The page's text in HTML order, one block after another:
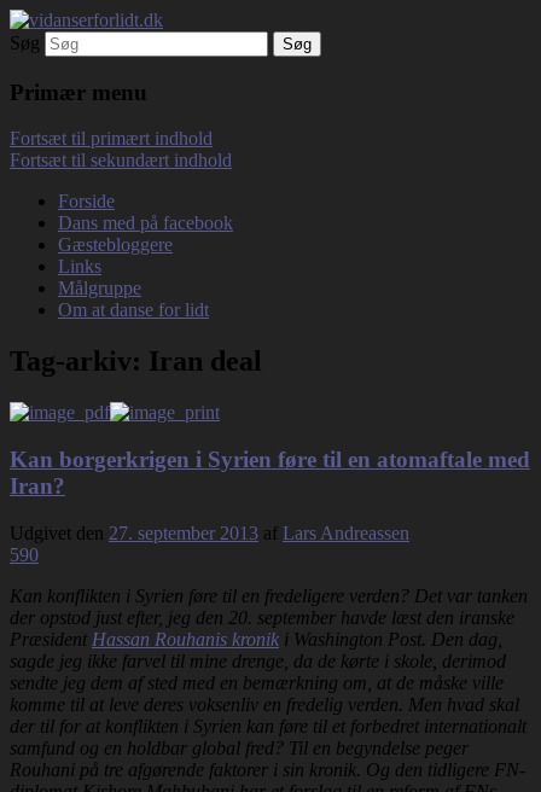
vidanserforlidt.dk
Debatterende tekster med filosofisk tilsnit
om hverdagens glæder og genvordigheder
Søg
Primær menu
Fortsæt til primært indhold
Fortsæt til sekundært indhold
Forside
Dans med på facebook
Gæstebloggere
Links
Målgruppe
Om at danse for lidt
Tag-arkiv: Iran deal
Kan borgerkrigen i Syrien føre til en atomaftale med
Iran?
Udgivet den 27. september 2013 af Lars Andreassen
590
Kan konflikten i Syrien føre til en fredeligere verden? Det var tanken
der opstod just efter, jeg den 20. september havde læst den iranske
Præsident Hassan Rouhanis kronik i Washington Post. Den dag,
sagde jeg ikke farvel til mine drenge, da de kørte i skole, derimod
sendte jeg dem af sted med en bemærkning om, at de måske ville
komme til at leve deres voksenliv en fredelig verden. Men hvad skal
der til for at konflikten i Syrien kan føre til et forbedret internationalt
samfund og en holdbar global fred? Til en begyndelse peger
Rouhani på tre afgørende faktorer i sin kronik. Og den tidligere FN-